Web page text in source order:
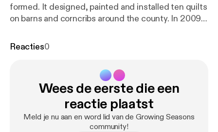
formed. It designed, painted and installed ten quilts
on barns and corncribs around the county. In 2009,
will be added to this short video.
Reacties0
Wees de eerste die een
reactie plaatst
Meld je nu aan en word lid van de Growing Seasons
community!